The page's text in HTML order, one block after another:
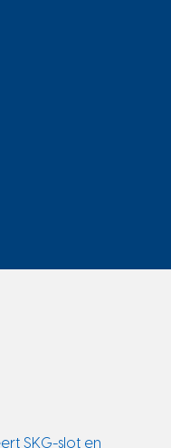
SKG-slot en